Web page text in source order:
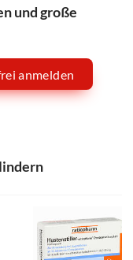
und große
anmelden